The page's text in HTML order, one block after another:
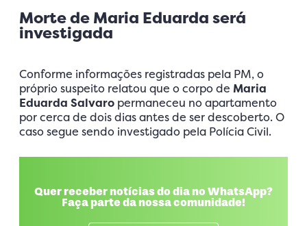
Morte de Maria Eduarda será
investigada
Conforme informações registradas pela PM, o
próprio suspeito relatou que o corpo de Maria
Eduarda Salvaro permaneceu no apartamento
por cerca de dois dias antes de ser descoberto. O
caso segue sendo investigado pela Polícia Civil.
Quer receber notícias do dia no WhatsApp?
Faça parte da nossa comunidade!